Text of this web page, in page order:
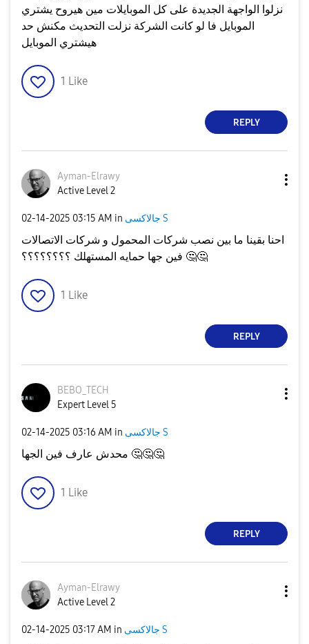
نزلوا الواجهة الجديدة على كل الموبايلات مين هيروح يشتري
الموبايل فا لو كانت الشركة نزلت التحديث مكنش حد
هيشتري الموبايل
1 Like
REPLY
Ayman-Elrawy
Active Level 2
‎02-14-2025 03:15 AM in جالاكسى S
احنا بقينا ما بين نصب شركات المحمول و شركات الاتصالات
🤔
🤔 فين جها حمايه المستهلك ؟؟؟؟؟؟؟؟
1 Like
REPLY
BEBO_TECH
Expert Level 5
‎02-14-2025 03:16 AM in جالاكسى S
🤔🤔🤔
1 Like
REPLY
Ayman-Elrawy
Active Level 2
‎02-14-2025 03:17 AM in جالاكسى S